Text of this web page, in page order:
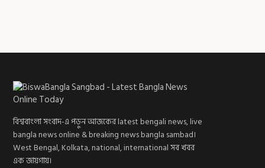
বিশ্ববাংলা সংবাদ-এ পড়ুন আজকের latest bengali news, live
bangla news online & breaking news bangla sambad।
West Bengal, Kolkata, national, international সব খবর
এক জায়গায়।